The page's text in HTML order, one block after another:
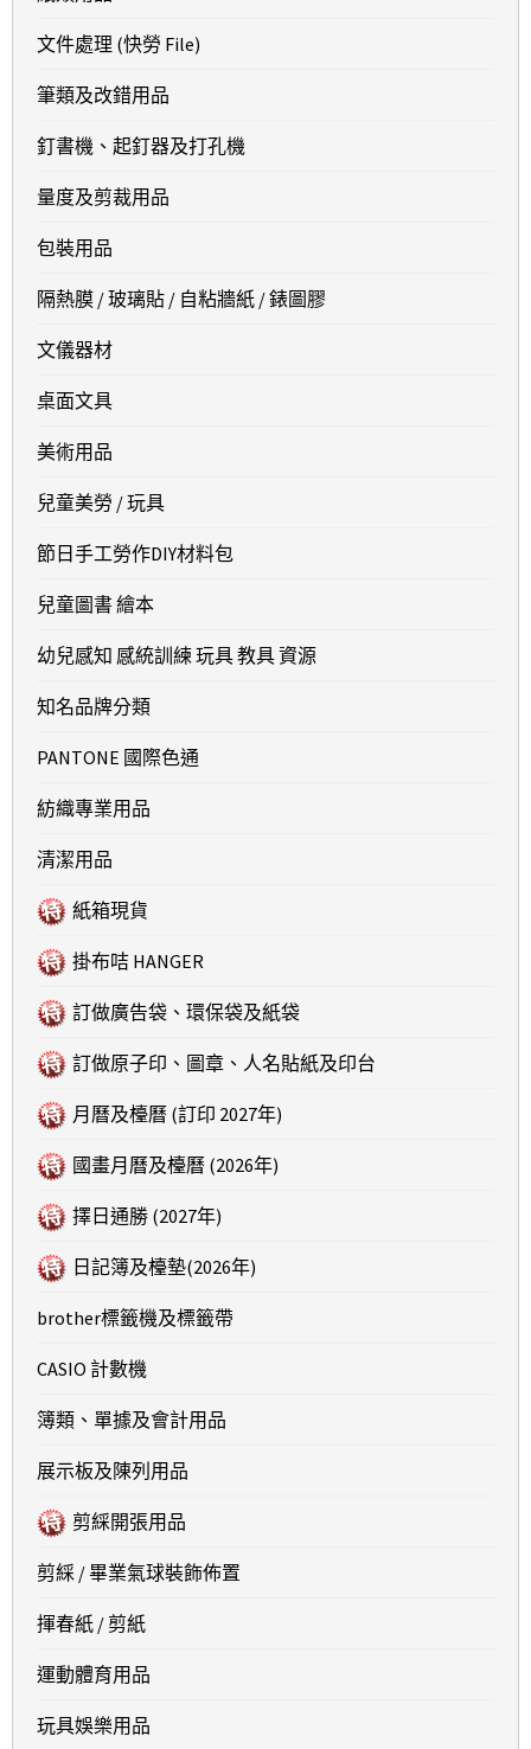
文件處理 (快勞 File)
筆類及改錯用品
釘書機、起釘器及打孔機
量度及剪裁用品
包裝用品
隔熱膜 / 玻璃貼 / 自粘牆紙 / 錶圖膠
文儀器材
桌面文具
美術用品
兒童美勞 / 玩具
節日手工勞作DIY材料包
兒童圖書 繪本
幼兒感知 感統訓練 玩具 教具 資源
知名品牌分類
PANTONE 國際色通
紡織專業用品
清潔用品
紙箱現貨
掛布咭 HANGER
訂做廣告袋、環保袋及紙袋
訂做原子印、圖章、人名貼紙及印台
月曆及檯曆 (訂印 2027年)
國畫月曆及檯曆 (2026年)
擇日通勝 (2027年)
日記簿及檯墊(2026年)
brother標籤機及標籤帶
CASIO 計數機
簿類、單據及會計用品
展示板及陳列用品
剪綵開張用品
剪綵 / 畢業氣球裝飾佈置
揮春紙 / 剪紙
運動體育用品
玩具娛樂用品